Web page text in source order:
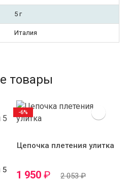
5 г
Италия
товары
5
Цепочка плетения улитка
1 950 ₽ 2 053₽
-6%